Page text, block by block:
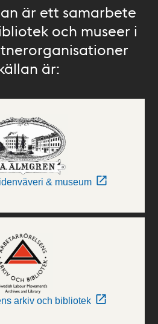
är ett samarbete
och museer i
är:
& museum
arkiv och bibliotek